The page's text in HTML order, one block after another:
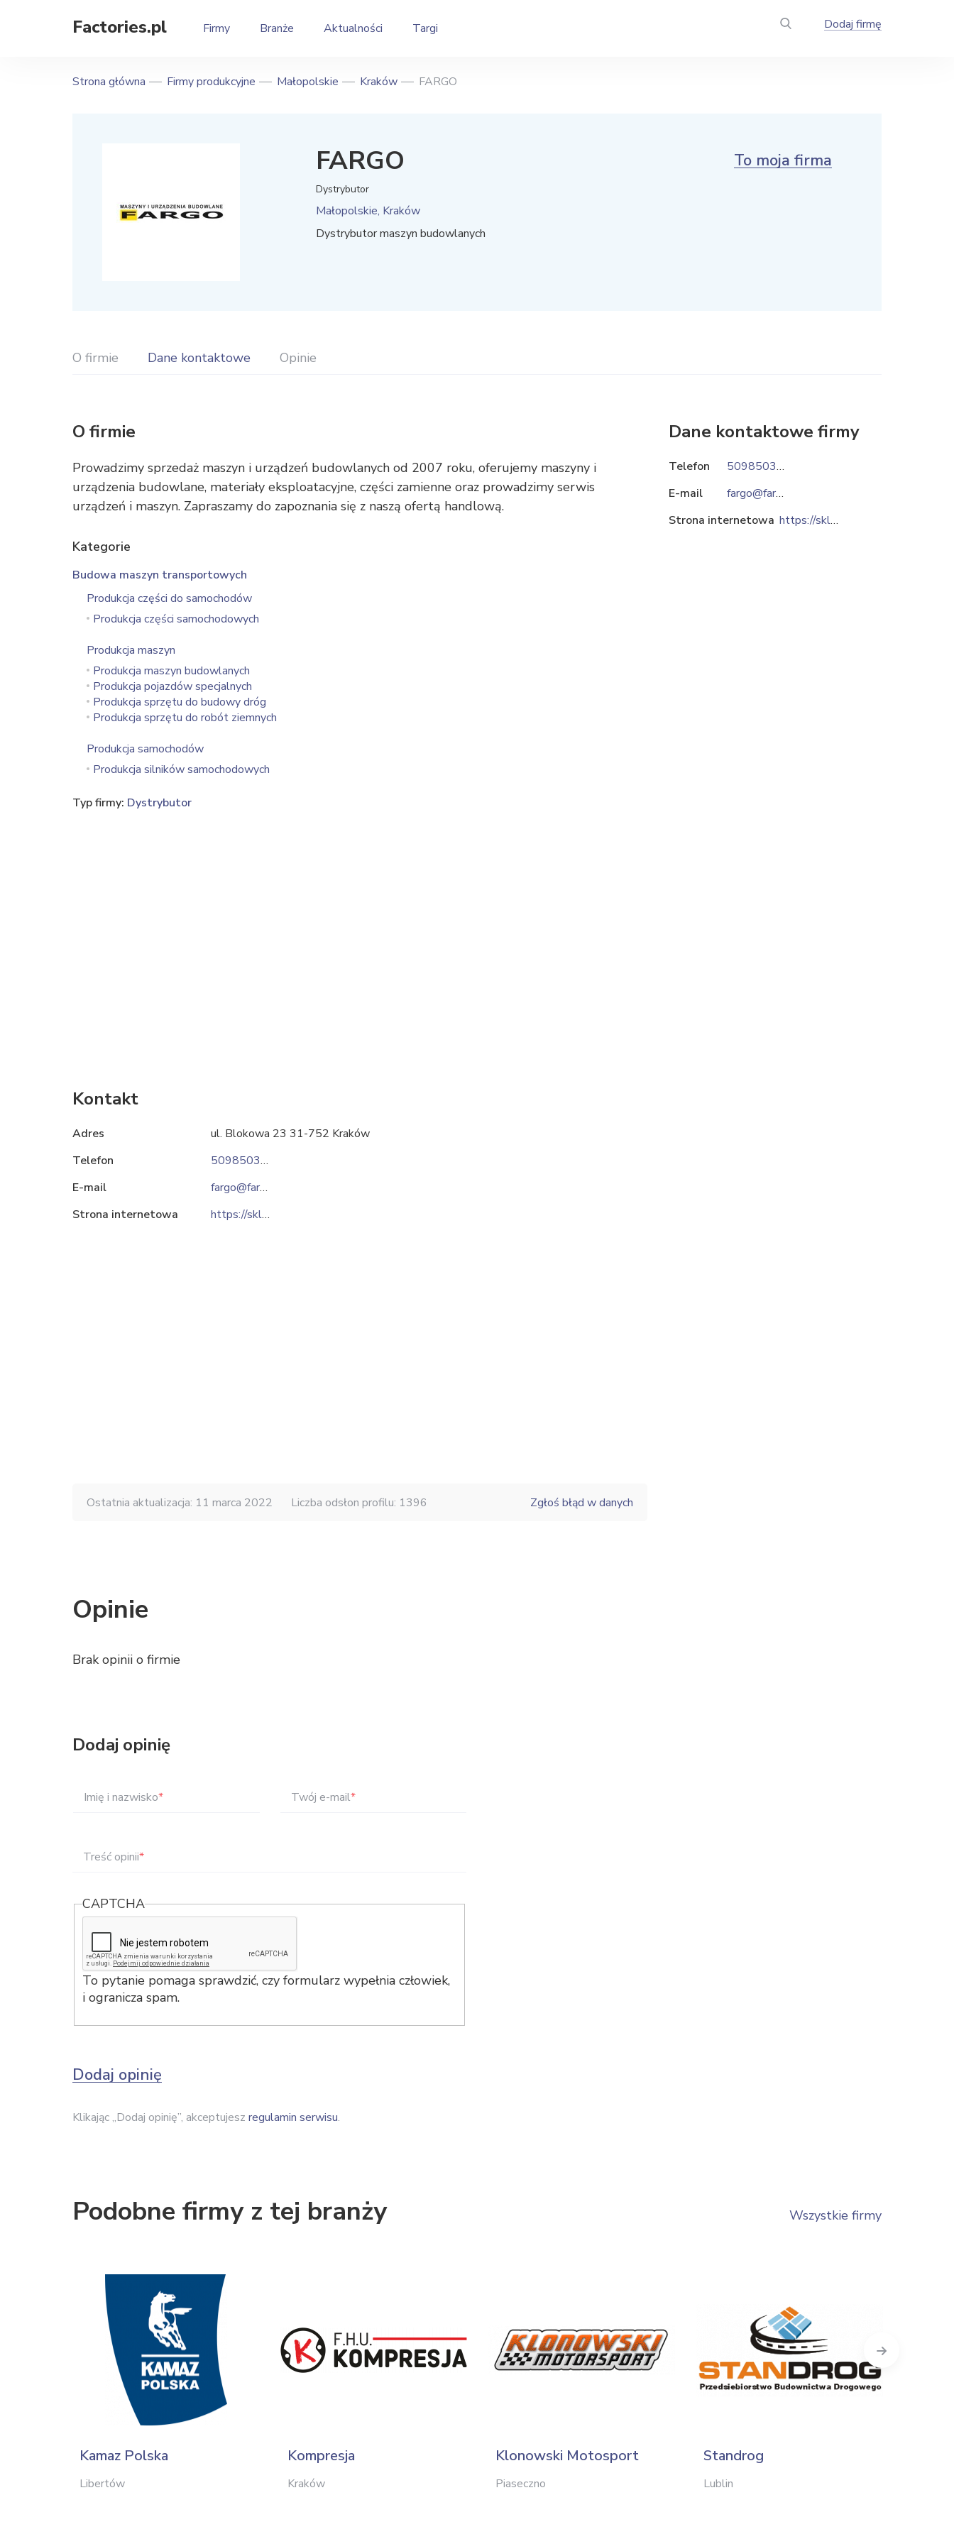
Factories.pl Firmy Branże Aktualności Targi Dodaj firmę
Strona główna Firmy produkcyjne Małopolskie Kraków FARGO
FARGO
Dystrybutor
Małopolskie, Kraków
Dystrybutor maszyn budowlanych
To moja firma
O firmie Dane kontaktowe Opinie
O firmie
Prowadzimy sprzedaż maszyn i urządzeń budowlanych od 2007 roku, oferujemy maszyny i
urządzenia budowlane, materiały eksploatacyjne, części zamienne oraz prowadzimy serwis
urządzeń i maszyn. Zapraszamy do zapoznania się z naszą ofertą handlową.
Kategorie
Budowa maszyn transportowych
Produkcja części do samochodów
Produkcja części samochodowych
Produkcja maszyn
Produkcja maszyn budowlanych
Produkcja pojazdów specjalnych
Produkcja sprzętu do budowy dróg
Produkcja sprzętu do robót ziemnych
Produkcja samochodów
Produkcja silników samochodowych
Typ firmy: Dystrybutor
Kontakt
Adres
ul. Blokowa 23 31-752 Kraków
Telefon
509850333
E-mail
fargo@fargo.krakow.pl
Strona internetowa
https://sklep.fargo.krakow.pl
Ostatnia aktualizacja: 11 marca 2022 Liczba odsłon profilu: 1396 Zgłoś błąd w danych
Opinie
Brak opinii o firmie
Dodaj opinię
Imię i nazwisko* Twój e-mail*
Treść opinii*
CAPTCHA
To pytanie pomaga sprawdzić, czy formularz wypełnia człowiek,
i ogranicza spam.
Dodaj opinię
Klikając „Dodaj opinię”, akceptujesz regulamin serwisu.
Dane kontaktowe firmy
Telefon
509850333
E-mail
fargo@fargo.krakow.pl
Strona internetowa
https://sklep.fargo.krakow.pl
Podobne firmy z tej branży Wszystkie firmy
Kamaz Polska
Libertów
Kompresja
Kraków
Klonowski Motosport
Piaseczno
Standrog
Lublin